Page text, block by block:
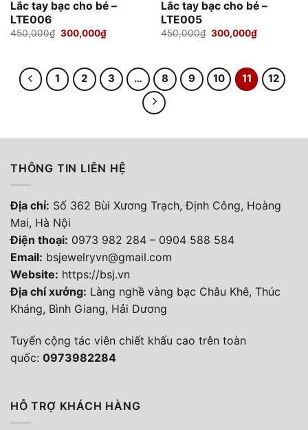
Lắc tay bạc cho bé –
LTE006
450,000₫ Giá
300,000₫Giá
hiện
300,000₫.
Lắc tay bạc cho bé –
LTE005
450,000₫ Giá
300,000₫Giá
hiện
300,000₫.
1 2 3 … 8 9 10 11 12
THÔNG TIN LIÊN HỆ
Địa chỉ: Số 362 Bùi Xương Trạch, Định Công, Hoàng
Mai, Hà Nội
Điện thoại: 0973 982 284 – 0904 588 584
Email: bsjewelryvn@gmail.com
Website: https://bsj.vn
Địa chỉ xưởng: Làng nghề vàng bạc Châu Khê, Thúc
Kháng, Bình Giang, Hải Dương
Tuyển cộng tác viên chiết khấu cao trên toàn
quốc: 0973982284
HỖ TRỢ KHÁCH HÀNG